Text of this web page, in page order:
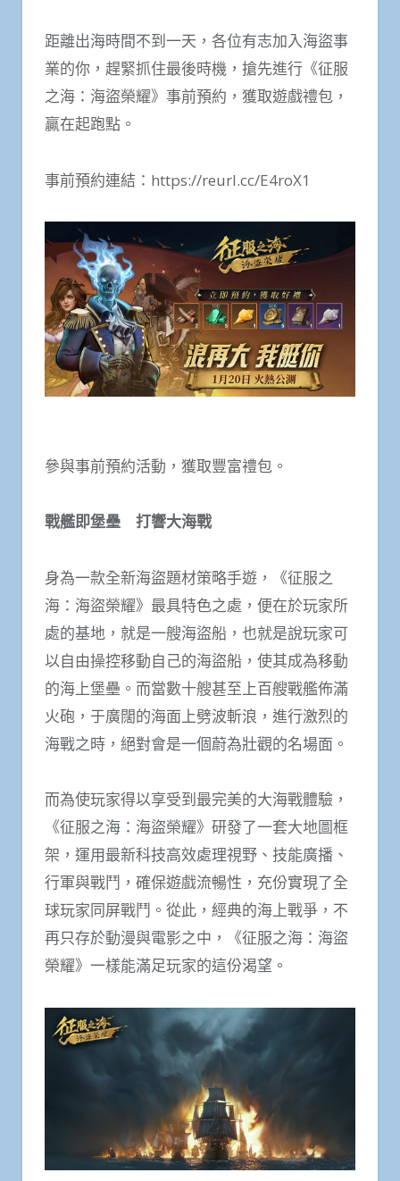
距離出海時間不到一天，各位有志加入海盜事
業的你，趕緊抓住最後時機，搶先進行《征服
之海：海盜榮耀》事前預約，獲取遊戲禮包，
贏在起跑點。
事前預約連結：https://reurl.cc/E4roX1
參與事前預約活動，獲取豐富禮包。
戰艦即堡壘 打響大海戰
身為一款全新海盜題材策略手遊，《征服之
海：海盜榮耀》最具特色之處，便在於玩家所
處的基地，就是一艘海盜船，也就是說玩家可
以自由操控移動自己的海盜船，使其成為移動
的海上堡壘。而當數十艘甚至上百艘戰艦佈滿
火砲，于廣闊的海面上劈波斬浪，進行激烈的
海戰之時，絕對會是一個蔚為壯觀的名場面。
而為使玩家得以享受到最完美的大海戰體驗，
《征服之海：海盜榮耀》研發了一套大地圖框
架，運用最新科技高效處理視野、技能廣播、
行軍與戰鬥，確保遊戲流暢性，充份實現了全
球玩家同屏戰鬥。從此，經典的海上戰爭，不
再只存於動漫與電影之中，《征服之海：海盜
榮耀》一樣能滿足玩家的這份渴望。